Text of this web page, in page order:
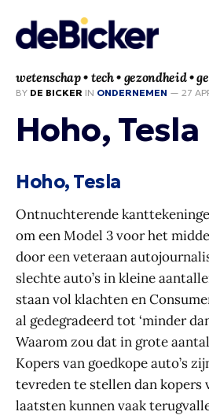
wetenschap • tech • gezondheid •
BY DE BICKER IN ONDERNEMEN — 27
Hoho, Tesla
Hoho, Tesla
Ontnuchterende
om een Model 3 voor het
door een veteraan
slechte auto’s in kleine
staan vol klachten en
al gedegradeerd tot ‘minder
Waarom zou dat in grote
Kopers van goedkope auto’s
tevreden te stellen dan kopers
laatsten kunnen vaak